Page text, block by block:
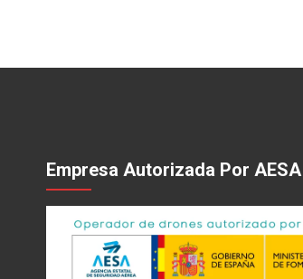
Empresa Autorizada Por AESA